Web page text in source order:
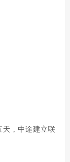
，中途建立联